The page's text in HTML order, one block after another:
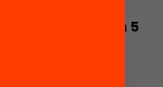
agrupadas en 5
participación